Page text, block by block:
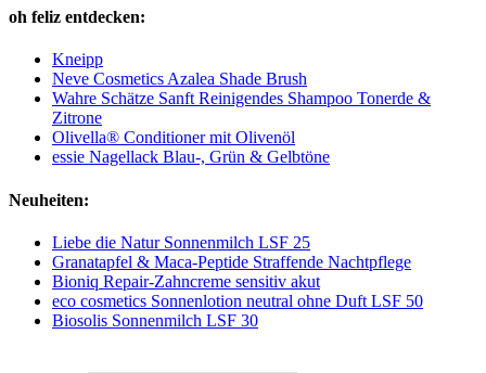
oh feliz entdecken:
Kneipp
Neve Cosmetics Azalea Shade Brush
Wahre Schätze Sanft Reinigendes Shampoo Tonerde &
Zitrone
Olivella® Conditioner mit Olivenöl
essie Nagellack Blau-, Grün & Gelbtöne
Neuheiten:
Liebe die Natur Sonnenmilch LSF 25
Granatapfel & Maca-Peptide Straffende Nachtpflege
Bioniq Repair-Zahncreme sensitiv akut
eco cosmetics Sonnenlotion neutral ohne Duft LSF 50
Biosolis Sonnenmilch LSF 30